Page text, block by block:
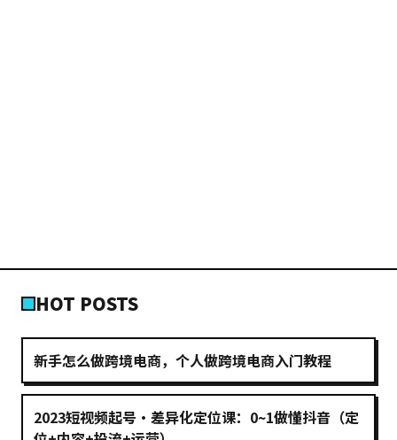
HOT POSTS
新手怎么做跨境电商，个人做跨境电商入门教程
2023短视频起号·差异化定位课：0~1做懂抖音（定